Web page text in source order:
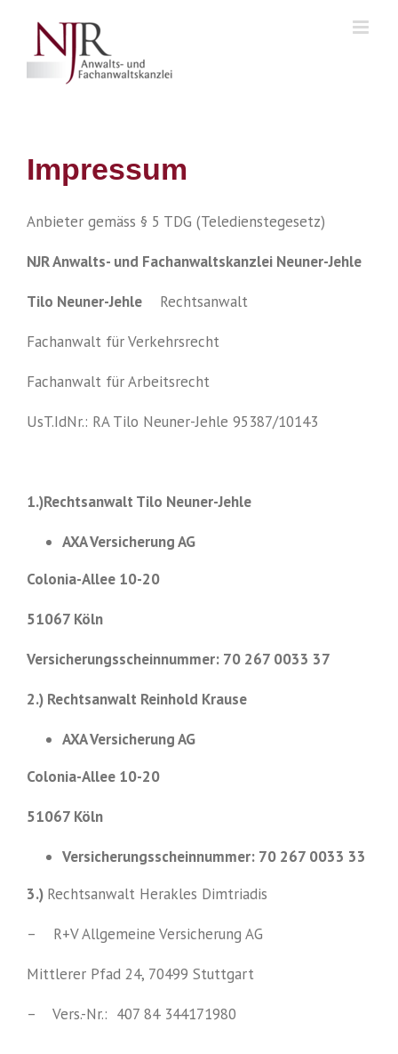
content
Impressum
Anbieter gemäss § 5 TDG (Teledienstegesetz)
NJR Anwalts- und Fachanwaltskanzlei Neuner-Jehle
Tilo Neuner-Jehle Rechtsanwalt
Fachanwalt für Verkehrsrecht
Fachanwalt für Arbeitsrecht
UsT.IdNr.: RA Tilo Neuner-Jehle 95387/10143
1.)Rechtsanwalt Tilo Neuner-Jehle
AXA Versicherung AG
Colonia-Allee 10-20
51067 Köln
Versicherungsscheinnummer: 70 267 0033 37
2.) Rechtsanwalt Reinhold Krause
AXA Versicherung AG
Colonia-Allee 10-20
51067 Köln
Versicherungsscheinnummer: 70 267 0033 33
3.) Rechtsanwalt Herakles Dimtriadis
– R+V Allgemeine Versicherung AG
Mittlerer Pfad 24, 70499 Stuttgart
– Vers.-Nr.: 407 84 344171980